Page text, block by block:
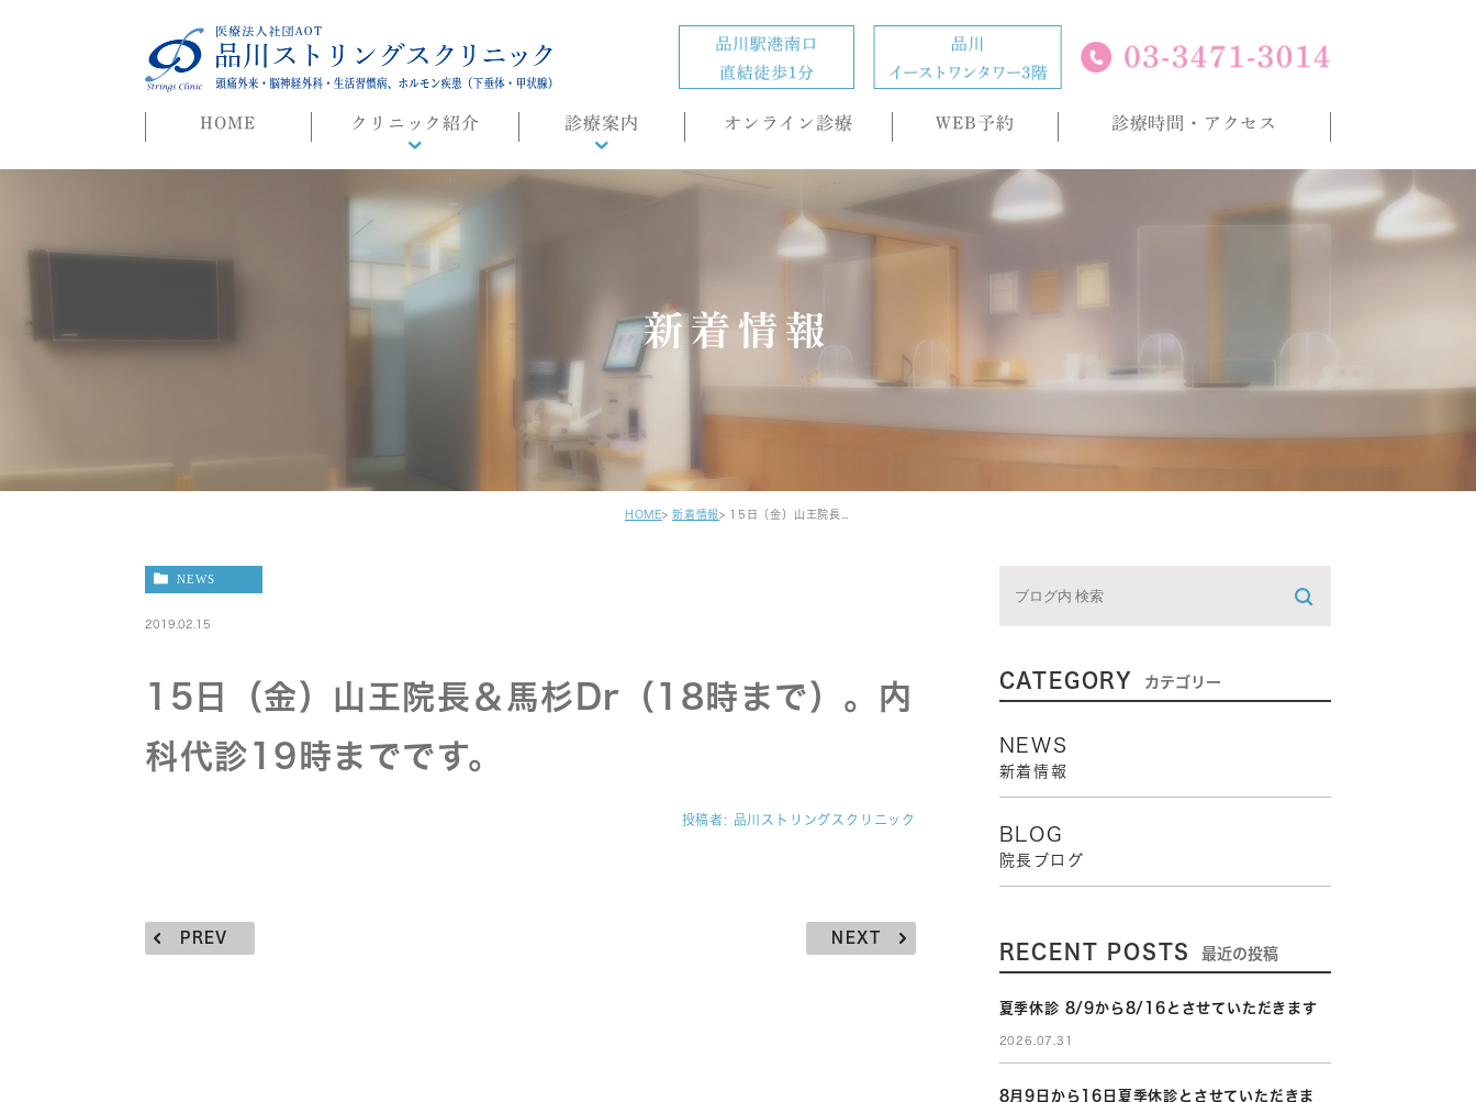
HOME クリニック紹介
院長ごあいさつ
迷惑行為に対する当院の
診療案内
診療概要
肥満症(ダイエット)外来
内科・生活習慣病
睡眠時無呼吸症候群
（SAS）/CPAP治療
もの忘れ(認知症)外来
セカンドオピニオン
オンライン診療 WEB予約 診療時間・アクセス
新着情報
HOME 新着情報
NEWS
2019.02.15
15日（金）山王院長＆馬杉Dr（18時まで）。内
科代診19時までです。
投稿者: 品川ストリングスクリニック
PREV NEXT
CATEGORY カテゴリー
NEWS
新着情報
BLOG
院長ブログ
RECENT POSTS 最近の投稿
夏季休診 8/9から8/16とさせていただきます
2026.07.31
8月9日から16日夏季休診とさせていただきま